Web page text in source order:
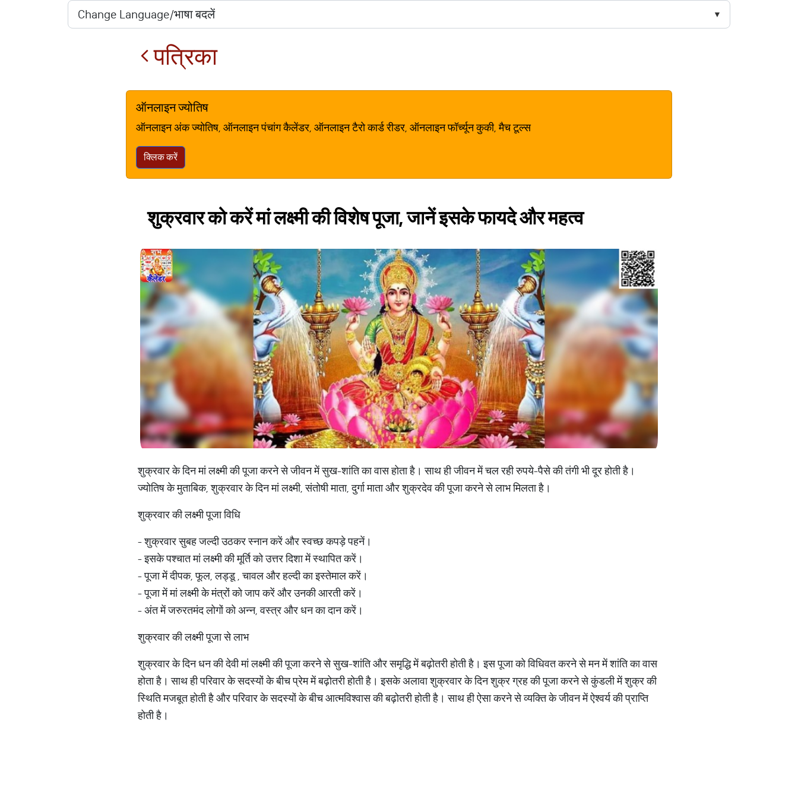
पत्रिका
ऑनलाइन ज्योतिष
ऑनलाइन अंक ज्योतिष, ऑनलाइन पंचांग कैलेंडर, ऑनलाइन टैरो कार्ड रीडर, ऑनलाइन फॉर्च्यून कुकी, मैच टूल्स
क्लिक करें
शुक्रवार को करें मां लक्ष्मी की विशेष पूजा, जानें इसके फायदे और महत्व
शुक्रवार के दिन मां लक्ष्मी की पूजा करने से जीवन में सुख-शांति का वास होता है। साथ ही जीवन में चल रही रुपये-पैसे की तंगी भी दूर होती है।
ज्योतिष के मुताबिक, शुक्रवार के दिन मां लक्ष्मी, संतोषी माता, दुर्गा माता और शुक्रदेव की पूजा करने से लाभ मिलता है।
शुक्रवार की लक्ष्मी पूजा विधि
- शुक्रवार सुबह जल्दी उठकर स्नान करें और स्वच्छ कपड़े पहनें।
- इसके पश्चात मां लक्ष्मी की मूर्ति को उत्तर दिशा में स्थापित करें।
- पूजा में दीपक, फूल, लड्डू , चावल और हल्दी का इस्तेमाल करें।
- पूजा में मां लक्ष्मी के मंत्रों को जाप करें और उनकी आरती करें।
- अंत में जरुरतमंद लोगों को अन्न, वस्त्र और धन का दान करें।
शुक्रवार की लक्ष्मी पूजा से लाभ
शुक्रवार के दिन धन की देवी मां लक्ष्मी की पूजा करने से सुख-शांति और समृद्धि में बढ़ोतरी होती है। इस पूजा को विधिवत करने से मन में शांति का वास
होता है। साथ ही परिवार के सदस्यों के बीच प्रेम में बढ़ोतरी होती है। इसके अलावा शुक्रवार के दिन शुक्र ग्रह की पूजा करने से कुंडली में शुक्र की
स्थिति मजबूत होती है और परिवार के सदस्यों के बीच आत्मविश्वास की बढ़ोतरी होती है। साथ ही ऐसा करने से व्यक्ति के जीवन में ऐश्वर्य की प्राप्ति
होती है।